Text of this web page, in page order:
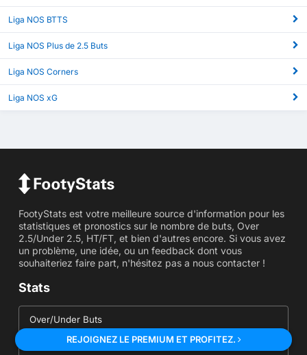
Liga NOS BTTS
Liga NOS Plus de 2.5 Buts
Liga NOS Corners
Liga NOS xG
FootyStats est votre meilleure source d'information pour les
statistiques et pronostics sur le nombre de buts, Over
2.5/Under 2.5, HT/FT, et bien d'autres encore. Si vous avez
un problème, une idée, ou un feedback dont vous
souhaiteriez faire part, n'hésitez pas a nous contacter !
Stats
Over/Under Buts
Stats - BTTSREJOIGNEZ LE PREMIUM ET PROFITEZ.